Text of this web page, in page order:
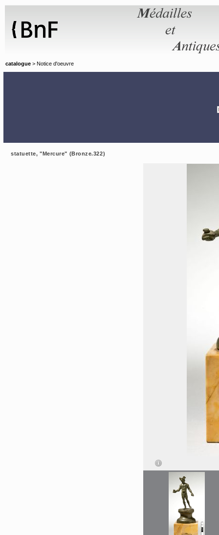
catalogue > Notice d'oeuvre
statuette, "Mercure" (Bronze.322)